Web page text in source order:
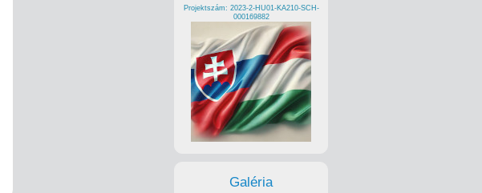
Projektszám: 2023-2-HU01-KA210-SCH-
000169882
Galéria